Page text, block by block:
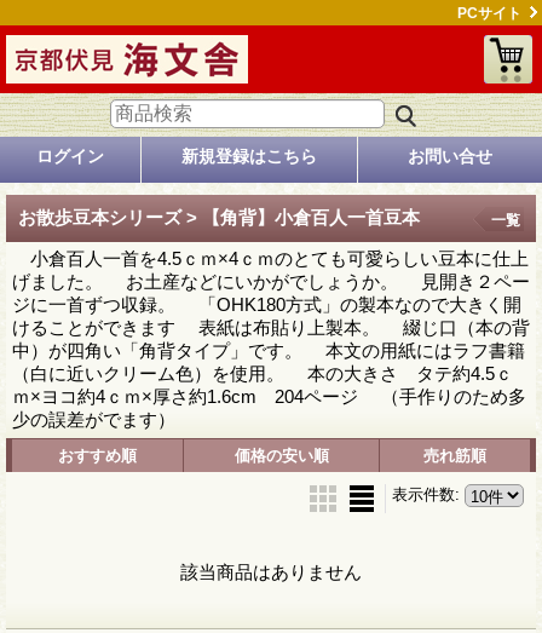
PCサイト
ログイン 新規登録はこちら お問い合せ
お散歩豆本シリーズ > 【角背】小倉百人一首豆本
小倉百人一首を4.5ｃｍ×4ｃｍのとても可愛らしい豆本に仕上
げました。 お土産などにいかがでしょうか。 見開き２ペー
ジに一首ずつ収録。 「OHK180方式」の製本なので大きく開
けることができます 表紙は布貼り上製本。 綴じ口（本の背
中）が四角い「角背タイプ」です。 本文の用紙にはラフ書籍
（白に近いクリーム色）を使用。 本の大きさ タテ約4.5ｃ
ｍ×ヨコ約4ｃｍ×厚さ約1.6cm 204ページ （手作りのため多
少の誤差がでます）
一覧
おすすめ順 価格の安い順 売れ筋順
表示件数:
該当商品はありません